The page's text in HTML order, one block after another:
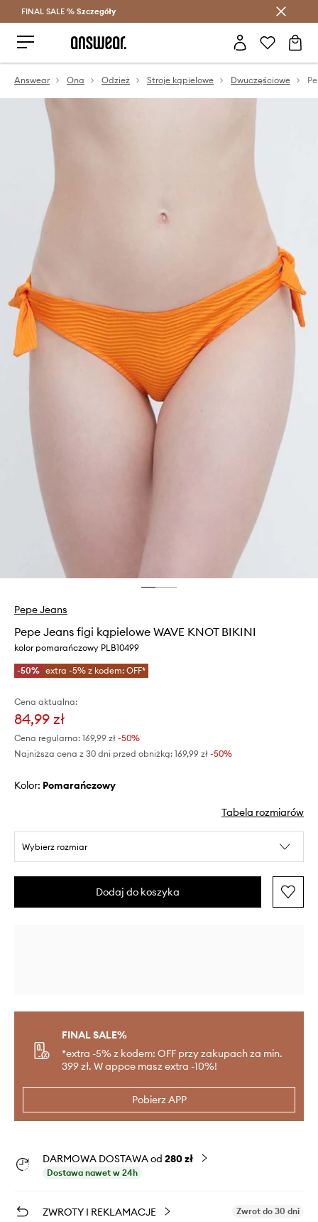
Oszczędzaj z Answear Club >
FINAL SALE % Szczegóły
Answear Ona Odzież Stroje kąpielowe Dwuczęściowe
Pepe Jeans
Pepe Jeans figi kąpielowe WAVE KNOT BIKINI
kolor pomarańczowy PLB10499
-50% extra -5% z kodem: OFF*
Cena aktualna:
84,99 zł
Cena regularna: 169,99 zł -50%
Najniższa cena z 30 dni przed obniżką: 169,99 zł -50%
Kolor: pomarańczowy
Tabela rozmiarów
Wybierz rozmiar
Dodaj do koszyka
FINAL SALE%
*extra -5% z kodem: OFF przy zakupach za min.
399 zł. W appce masz extra -10%!
Pobierz APP
DARMOWA DOSTAWA od 280 zł
Dostawa nawet w 24h
ZWROTY I REKLAMACJE Zwrot do 30 dni